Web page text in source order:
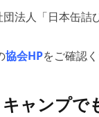
法人「日本缶
協会HPをご確認く
ャンプ